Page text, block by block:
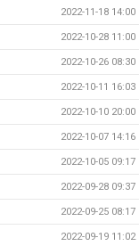
2022-11-18 14:00
2022-10-28 11:00
2022-10-26 08:30
2022-10-11 16:03
2022-10-10 20:00
2022-10-07 14:16
2022-10-05 09:17
2022-09-28 09:37
2022-09-25 08:17
2022-09-19 11:02